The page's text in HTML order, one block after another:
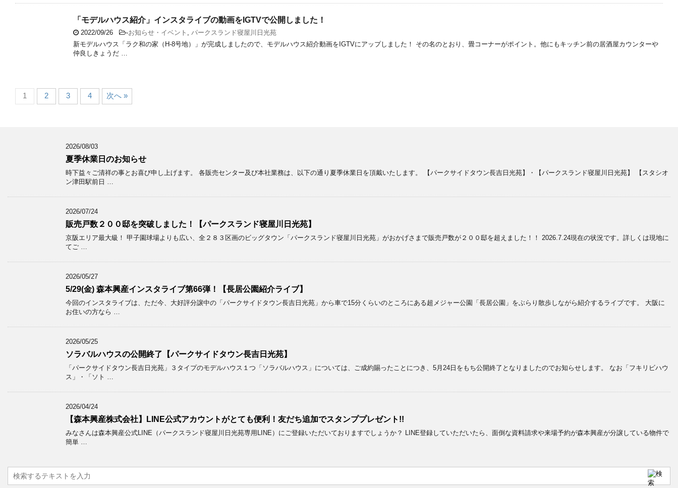
「モデルハウス紹介」インスタライブの動画をIGTVで公開しました！
2022/09/26 -お知らせ・イベント
パークスランド寝屋川日光苑
新モデルハウス「ラク和の家（H-8号地）」が完成しましたので、モデルハウス紹介動画をIGTVにアップしました！ その名のとおり、畳コーナーがポイント。他にもキッチン前の居酒屋カウンターや
仲良しきょうだ …
1 2 3 4 次へ »
2026/08/03
夏季休業日のお知らせ
時下益々ご清祥の事とお喜び申し上げます。 各販売センター及び本社業務は、以下の通り夏季休業日を頂戴いたします。 【パークサイドタウン長吉日光苑】・【パークスランド寝屋川日光苑】 【スタシオ
ン津田駅前日 …
2026/07/24
販売戸数２００邸を突破しました！【パークスランド寝屋川日光苑】
京阪エリア最大級！ 甲子園球場よりも広い、全２８３区画のビッグタウン「パークスランド寝屋川日光苑」がおかげさまで販売戸数が２００邸を超えました！！ 2026.7.24現在の状況です。詳しくは現地に
てご …
2026/05/27
5/29(金) 森本興産インスタライブ第66弾！【長居公園紹介ライブ】
今回のインスタライブは、ただ今、大好評分譲中の「パークサイドタウン長吉日光苑」から車で15分くらいのところにある超メジャー公園「長居公園」をぶらり散歩しながら紹介するライブです。 大阪に
お住いの方なら …
2026/05/25
ソラバルハウスの公開終了【パークサイドタウン長吉日光苑】
「パークサイドタウン長吉日光苑」３タイプのモデルハウス１つ「ソラバルハウス」については、ご成約賜ったことにつき、5月24日をもち公開終了となりましたのでお知らせします。 なお「フキリビハウ
ス」・「ソト …
2026/04/24
【森本興産株式会社】LINE公式アカウントがとても便利！友だち追加でスタンププレゼント!!
みなさんは森本興産公式LINE（パークスランド寝屋川日光苑専用LINE）にご登録いただいておりますでしょうか？ LINE登録していただいたら、面倒な資料請求や来場予約が森本興産が分譲している物件で
簡単 …